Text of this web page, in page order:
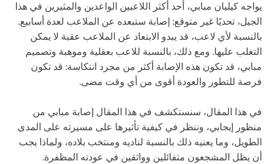
ل
و
ح
ة
ر
ي
ف
ع
ل
و
ن
م
يواجه كيليان مبابي، أحد أكثر اللاعبين الواعدين والمثيرين في هذا
الجيل، تحديًا غير متوقع: إصابة ستبعده عن الملاعب لعدة أسابيع.
بالنسبة لأي لاعب، قد يبدو الابتعاد عن الملاعب عقبة لا يمكن
التغلب عليها. ومع ذلك، بالنسبة للاعب بعقلية وموهبة وتصميم
مبابي، قد تكون هذه الإصابة أكثر من مجرد انتكاسة: قد تكون
فرصة للتطور والعودة أقوى من أي وقت مضى.
في هذا المقال، سنستكشف في هذا المقال إصابة مبابي من
منظور إيجابي، وننظر في كيفية تأثيرها على مسيرته على المدى
الطويل، وما يعنيه ذلك بالنسبة لناديه ومنتخب بلاده، ولماذا يجب
أن يظل المشجعون متفائلين وواثقين في عودته المظفرة.